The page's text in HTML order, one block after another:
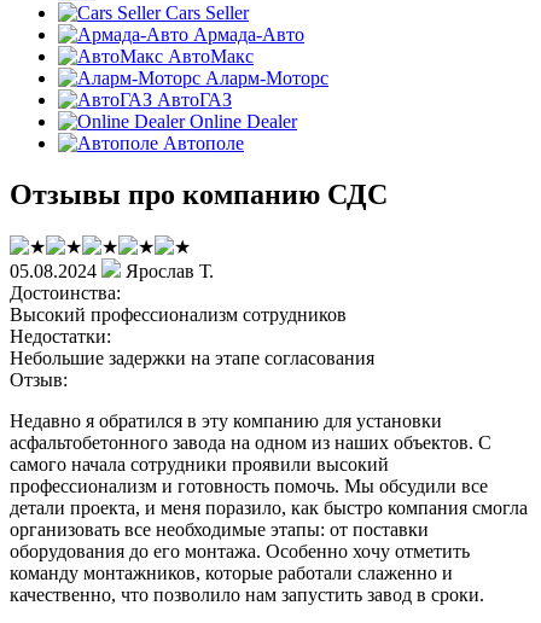
Cars Seller
Армада-Авто
АвтоМакс
Аларм-Моторс
АвтоГАЗ
Online Dealer
Автополе
Отзывы про компанию СДС
05.08.2024
Ярослав Т.
Достоинства:
Высокий профессионализм сотрудников
Недостатки:
Небольшие задержки на этапе согласования
Отзыв:
Недавно я обратился в эту компанию для установки
асфальтобетонного завода на одном из наших объектов. С
самого начала сотрудники проявили высокий
профессионализм и готовность помочь. Мы обсудили все
детали проекта, и меня поразило, как быстро компания смогла
организовать все необходимые этапы: от поставки
оборудования до его монтажа. Особенно хочу отметить
команду монтажников, которые работали слаженно и
качественно, что позволило нам запустить завод в сроки.